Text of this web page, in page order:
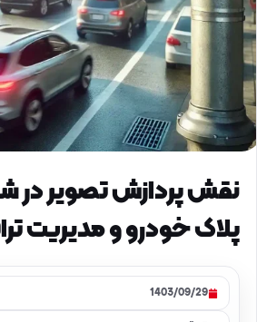
نقش پردازش تصویر در
پلاک خودرو و مدیریت
1403/09/29